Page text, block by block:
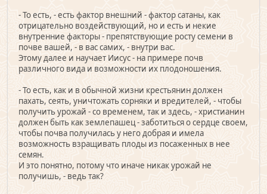
- То есть, - есть фактор внешний - фактор сатаны, как
отрицательно воздействующий, но и есть и некие
внутренние факторы - препятствующие росту семени в
почве вашей, - в вас самих, - внутри вас.
Этому далее и научает Иисус - на примере почв
различного вида и возможности их плодоношения.
- То есть, как и в обычной жизни крестьянин должен
пахать, сеять, уничтожать сорняки и вредителей, - чтобы
получить урожай - со временем, так и здесь, - христианин
должен быть как землепашец - заботиться о сердце своем,
чтобы почва получилась у него добрая и имела
возможность взращивать плоды из посаженных в нее
семян.
И это понятно, потому что иначе никак урожай не
получишь, - ведь так?